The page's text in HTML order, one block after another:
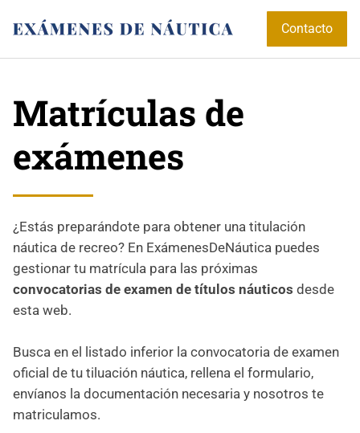
Contacto
Matrículas de
exámenes
¿Estás preparándote para obtener una titulación
náutica de recreo? En ExámenesDeNáutica puedes
gestionar tu matrícula para las próximas
convocatorias de examen de títulos náuticos desde
esta web.
Busca en el listado inferior la convocatoria de examen
oficial de tu tiluación náutica, rellena el formulario,
envíanos la documentación necesaria y nosotros te
matriculamos.